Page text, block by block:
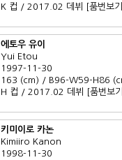
K 컵 / 2017.02 데뷔
[품번보
에토우 유이
Yui Etou
1997-11-30
163 (cm) / B96-W59-H86
H 컵 / 2017.02 데뷔
[품번보
키미이로 카논
Kimiiro Kanon
1998-11-30